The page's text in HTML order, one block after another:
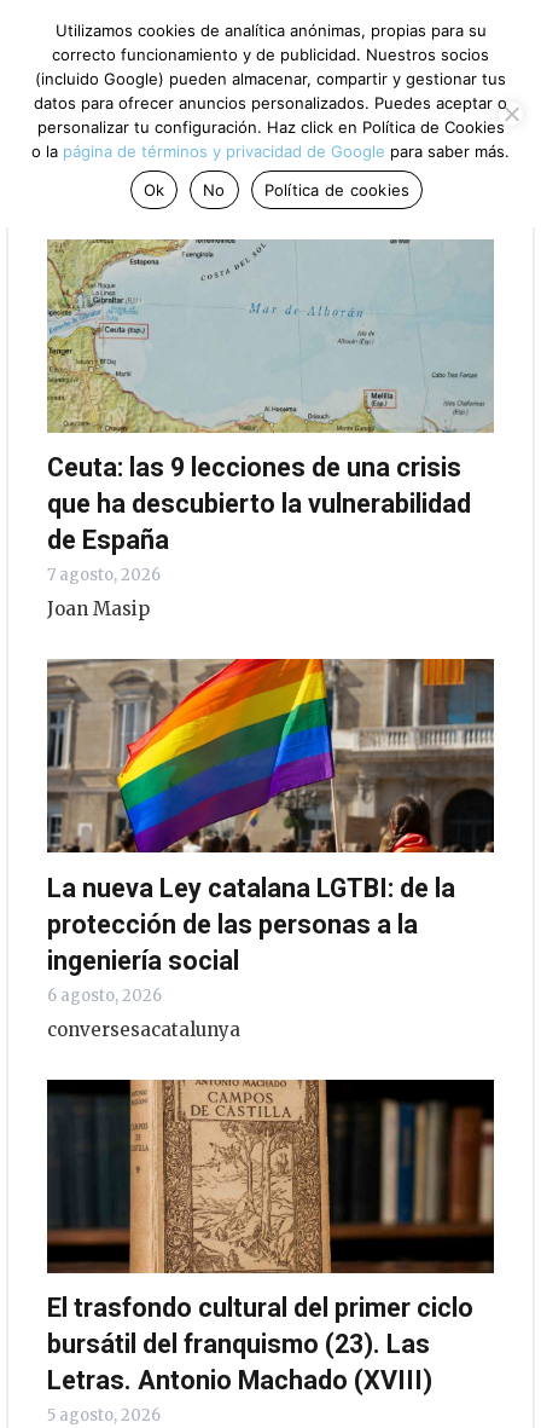
Puntos clave del día
Ceuta: las 9 lecciones de una crisis
que ha descubierto la vulnerabilidad
de España
7 agosto, 2026
Joan Masip
La nueva Ley catalana LGTBI: de la
protección de las personas a la
ingeniería social
6 agosto, 2026
conversesacatalunya
El trasfondo cultural del primer ciclo
bursátil del franquismo (23). Las
Letras. Antonio Machado (XVIII)
5 agosto, 2026
Utilizamos cookies de analítica anónimas, propias para su
correcto funcionamiento y de publicidad. Nuestros socios
(incluido Google) pueden almacenar, compartir y gestionar tus
datos para ofrecer anuncios personalizados. Puedes aceptar o
personalizar tu configuración. Haz click en Política de Cookies
o la página de términos y privacidad de Google para saber más.
Ok
No Política de cookies